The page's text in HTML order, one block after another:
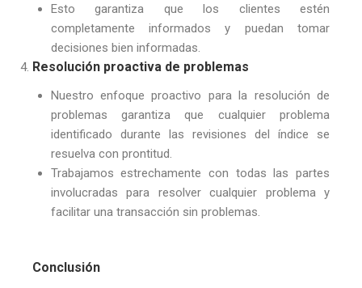
Esto garantiza que los clientes estén
completamente informados y puedan tomar
decisiones bien informadas.
Resolución proactiva de problemas
Nuestro enfoque proactivo para la resolución de
problemas garantiza que cualquier problema
identificado durante las revisiones del índice se
resuelva con prontitud.
Trabajamos estrechamente con todas las partes
involucradas para resolver cualquier problema y
facilitar una transacción sin problemas.
Conclusión